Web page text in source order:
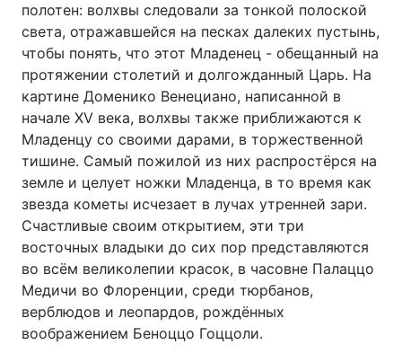
полотен: волхвы следовали за тонкой полоской
света, отражавшейся на песках далеких пустынь,
чтобы понять, что этот Младенец - обещанный на
протяжении столетий и долгожданный Царь. На
картине Доменико Венециано, написанной в
начале XV века, волхвы также приближаются к
Младенцу со своими дарами, в торжественной
тишине. Самый пожилой из них распростёрся на
земле и целует ножки Младенца, в то время как
звезда кометы исчезает в лучах утренней зари.
Счастливые своим открытием, эти три
восточных владыки до сих пор представляются
во всём великолепии красок, в часовне Палаццо
Медичи во Флоренции, среди тюрбанов,
верблюдов и леопардов, рождённых
воображением Беноццо Гоццоли.